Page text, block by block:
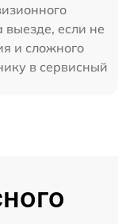
если не
и сложного
в сервисный